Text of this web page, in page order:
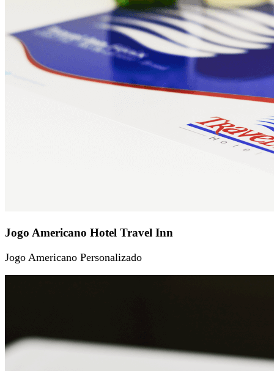
Jogo Americano Hotel Travel Inn
Jogo Americano Personalizado